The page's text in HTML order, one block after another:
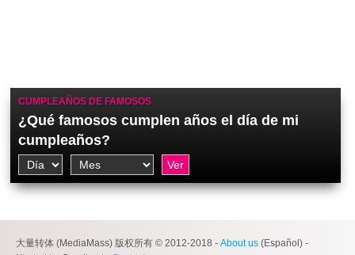
CUMPLEAÑOS DE FAMOSOS
¿Qué famosos cumplen años el día de mi
cumpleaños?
大量转体 (MediaMass) 版权所有 © 2012-2018 - About us (Español) -